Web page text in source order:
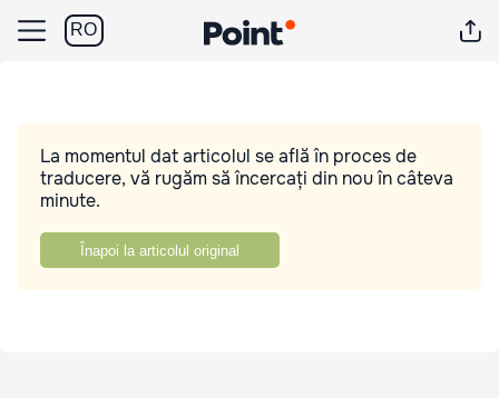
RO
La momentul dat articolul se află în proces de
traducere, vă rugăm să încercați din nou în câteva
minute.
Înapoi la articolul original